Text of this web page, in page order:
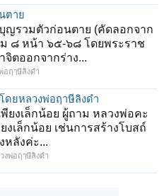
ตาย
ญรวมตัวก่อนตาย (คัดลอกจาก
๘ หน้า ๖๕-๖๘ โดยพระราช
ตออกจากร่าง...
อฤๅษีลิงดำ
ดยหลวงพ่อฤาษีลิงดำ
ยงเล็กน้อย ผู้ถาม หลวงพ่อคะ
เล็กน้อย เช่นการสร้างโบสถ์
หลังค่ะ...
งพ่อฤๅษีลิงดำ